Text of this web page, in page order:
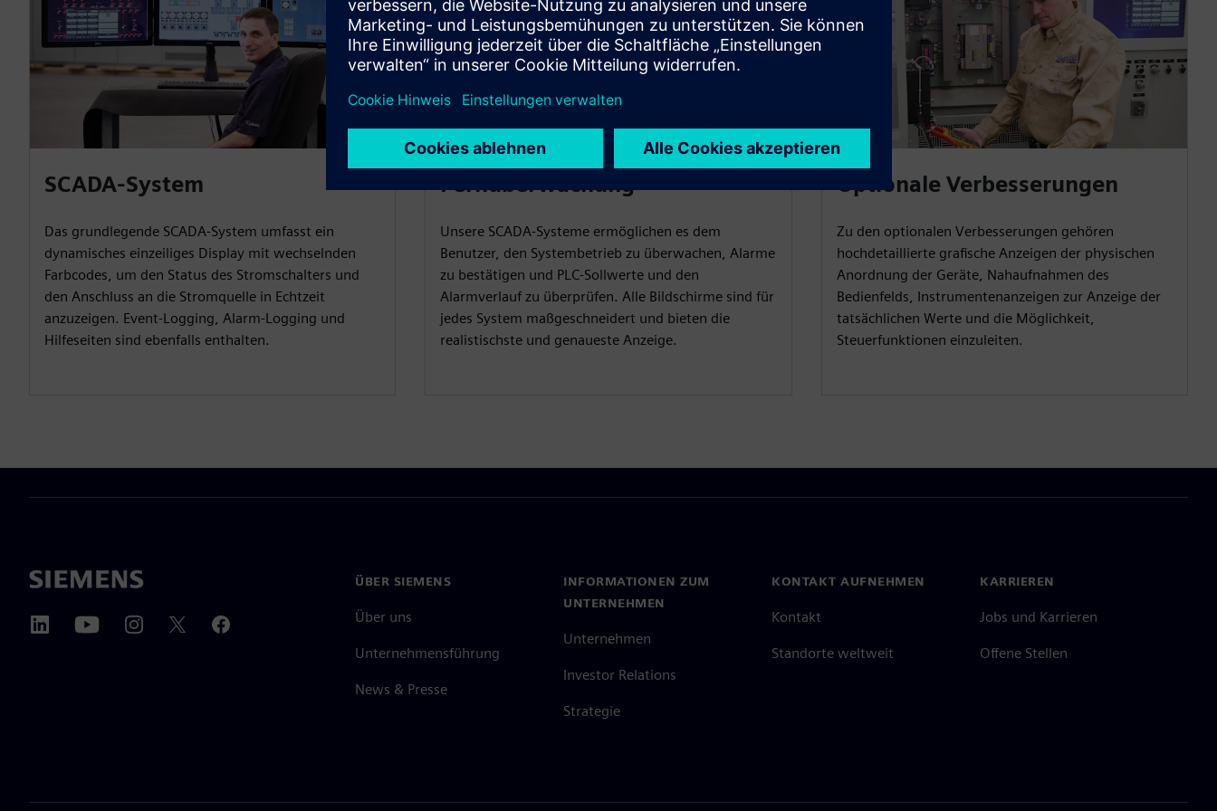
SCADA-System
Das grundlegende SCADA-System umfasst ein
dynamisches einzeiliges Display mit wechselnden
Farbcodes, um den Status des Stromschalters und
den Anschluss an die Stromquelle in Echtzeit
anzuzeigen. Event-Logging, Alarm-Logging und
Hilfeseiten sind ebenfalls enthalten.
Fernüberwachung
Unsere SCADA-Systeme ermöglichen es dem
Benutzer, den Systembetrieb zu überwachen, Alarme
zu bestätigen und PLC-Sollwerte und den
Alarmverlauf zu überprüfen. Alle Bildschirme sind für
jedes System maßgeschneidert und bieten die
realistischste und genaueste Anzeige.
Optionale Verbesserungen
Zu den optionalen Verbesserungen gehören
hochdetaillierte grafische Anzeigen der physischen
Anordnung der Geräte, Nahaufnahmen des
Bedienfelds, Instrumentenanzeigen zur Anzeige der
tatsächlichen Werte und die Möglichkeit,
Steuerfunktionen einzuleiten.
ÜBER SIEMENS
Über uns
Unternehmensführung
News & Presse
INFORMATIONEN ZUM
UNTERNEHMEN
Unternehmen
Investor Relations
Strategie
KONTAKT AUFNEHMEN
Kontakt
Standorte weltweit
KARRIEREN
Jobs und Karrieren
Offene Stellen